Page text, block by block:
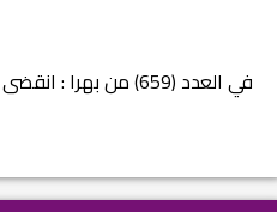
في العدد (659) من بهرا : انقضى عام النصر… م...